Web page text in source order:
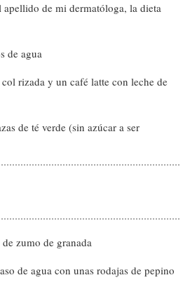
de mi dermatóloga, la dieta
de agua
rizada y un café latte con leche de
de té verde (sin azúcar a ser
zumo de granada
de agua con unas rodajas de pepino